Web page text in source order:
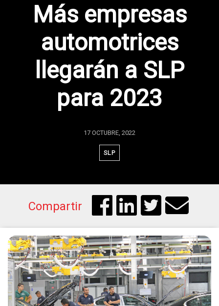
Más empresas
automotrices
llegarán a SLP
para 2023
17 OCTUBRE, 2022
SLP
Compartir